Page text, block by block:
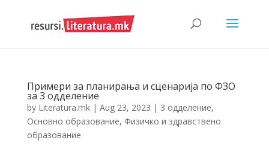
Примери за планирања и сценарија по ФЗО
за 3 одделение
by Literatura.mk| Aug 23, 2023 | 3 одделение,
Основно образование, Физичко и здравствено
образование